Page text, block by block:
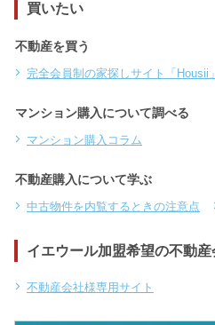
買いたい
不動産を買う
完全会員制の家探しサイト「Housii」
マンション購入について調べる
マンション購入コラム
不動産購入について学ぶ
中古物件を内覧するときの注意点
イエウール加盟希望の不動産
不動産会社様専用サイト